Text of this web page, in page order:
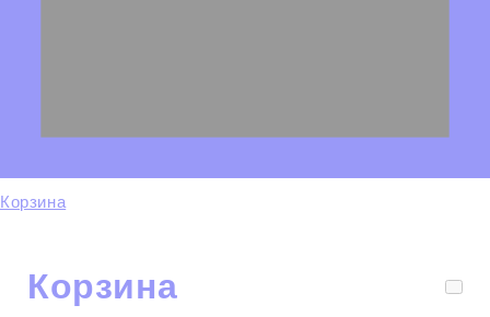
Корзина
Корзина